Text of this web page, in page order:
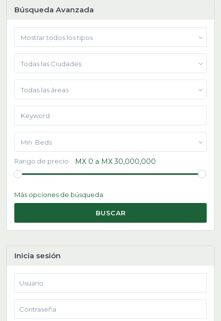
Búsqueda Avanzada
Mostrar todos los tipos
Todas las Ciudades
Todas las áreas
Min. Beds
Rango de precio: MX 0 a MX 30,000,000
Más opciones de búsqueda
BUSCAR
Inicia sesión